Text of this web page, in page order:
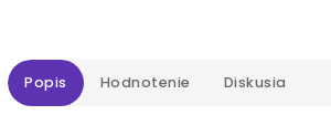
Popis Hodnotenie Diskusia